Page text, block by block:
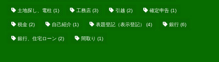
土地探し、電柱 (1) 工務店 (3) 引越 (2) 確定申告 (1)
税金 (2) 自己紹介 (1) 表題登記（表示登記） (4) 銀行 (6)
銀行、住宅ローン (2) 間取り (1)